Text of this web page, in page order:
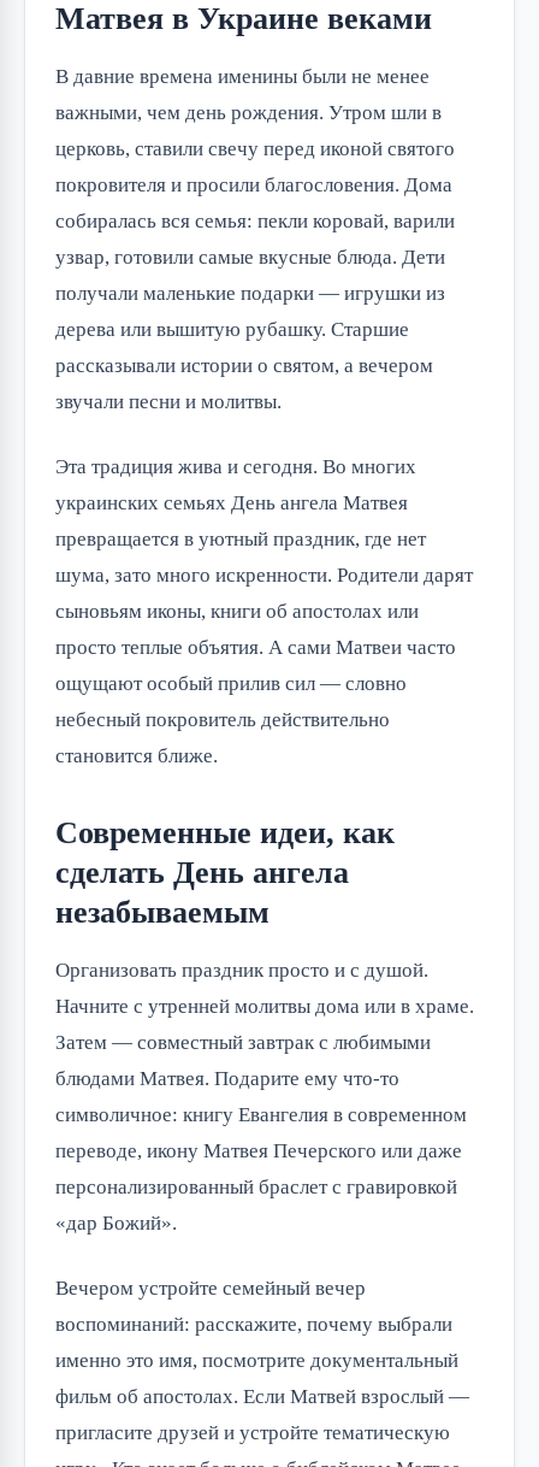
Матвея в Украине веками
В давние времена именины были не менее
важными, чем день рождения. Утром шли в
церковь, ставили свечу перед иконой святого
покровителя и просили благословения. Дома
собиралась вся семья: пекли коровай, варили
узвар, готовили самые вкусные блюда. Дети
получали маленькие подарки — игрушки из
дерева или вышитую рубашку. Старшие
рассказывали истории о святом, а вечером
звучали песни и молитвы.
Эта традиция жива и сегодня. Во многих
украинских семьях День ангела Матвея
превращается в уютный праздник, где нет
шума, зато много искренности. Родители дарят
сыновьям иконы, книги об апостолах или
просто теплые объятия. А сами Матвеи часто
ощущают особый прилив сил — словно
небесный покровитель действительно
становится ближе.
Современные идеи, как
сделать День ангела
незабываемым
Организовать праздник просто и с душой.
Начните с утренней молитвы дома или в храме.
Затем — совместный завтрак с любимыми
блюдами Матвея. Подарите ему что-то
символичное: книгу Евангелия в современном
переводе, икону Матвея Печерского или даже
персонализированный браслет с гравировкой
«дар Божий».
Вечером устройте семейный вечер
воспоминаний: расскажите, почему выбрали
именно это имя, посмотрите документальный
фильм об апостолах. Если Матвей взрослый —
пригласите друзей и устройте тематическую